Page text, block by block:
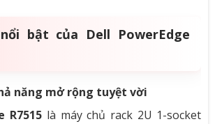
bật của Dell PowerEdge
năng mở rộng tuyệt vời
R7515 là máy chủ rack 2U 1-socket